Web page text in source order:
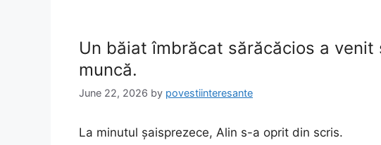
Un băiat îmbrăcat sărăcăcios a venit
muncă.
June 22, 2026 by povestiinteresante
La minutul șaisprezece, Alin s-a oprit din scris.